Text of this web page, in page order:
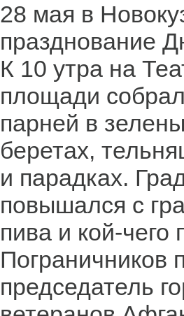
28 мая в
празднование
К 10 утра на
площади
парней в
беретах,
и парадках.
повышался с
пива и кой-чего
Пограничников
председатель